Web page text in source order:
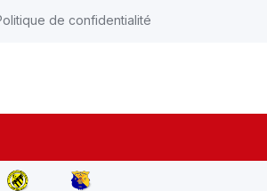
de confidentialité